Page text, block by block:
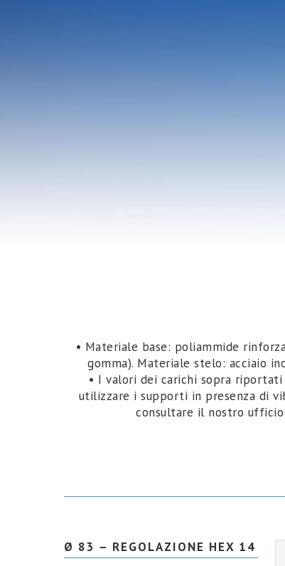
• Materiale base: poliammide
gomma). Materiale stelo: acciaio
• I valori dei carichi sopra
utilizzare i supporti in presenza di
consultare il nostro ufficio
Ø 83 – REGOLAZIONE HEX 14